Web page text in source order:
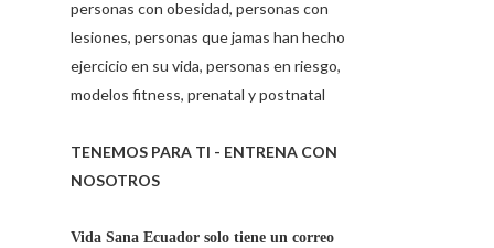
personas con obesidad, personas con
lesiones, personas que jamas han hecho
ejercicio en su vida, personas en riesgo,
modelos fitness, prenatal y postnatal
TENEMOS PARA TI - ENTRENA CON
NOSOTROS
Vida Sana Ecuador solo tiene un correo